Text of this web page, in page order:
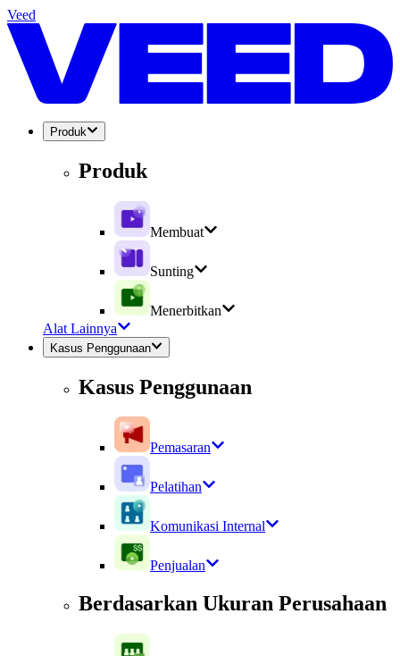
Veed
Produk
Produk
Membuat
Sunting
Menerbitkan
Alat Lainnya
Kasus Penggunaan
Kasus Penggunaan
Pemasaran
Pelatihan
Komunikasi Internal
Penjualan
Berdasarkan Ukuran Perusahaan